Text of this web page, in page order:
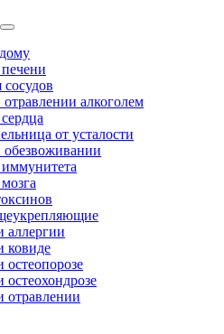
алкоголем
от усталости
аллергии
ковиде
отравлении